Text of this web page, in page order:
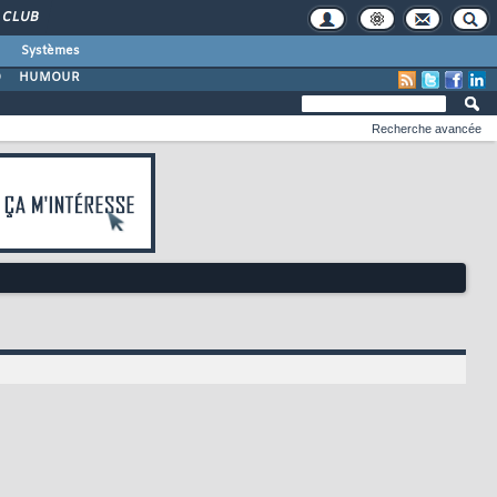
CLUB
Systèmes
HUMOUR
Recherche avancée